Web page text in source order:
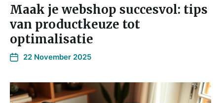
Maak je webshop succesvol: tips
van productkeuze tot
optimalisatie
22 November 2025